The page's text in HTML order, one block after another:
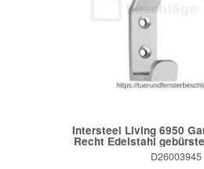
Intersteel Living 6950
Recht Edelstahl
D26003945